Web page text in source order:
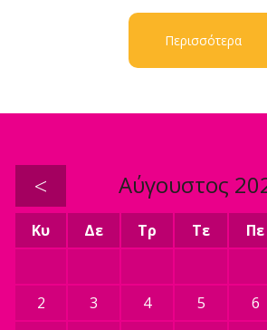
Περισσότερα
< Αύγουστος
Κυ Δε Τρ Τε Πε
2
3 4 5 6